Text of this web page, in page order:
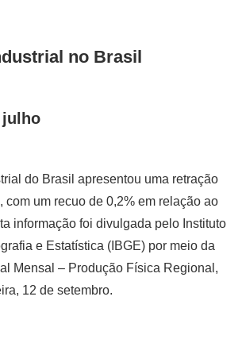
no Brasil
julho
do Brasil apresentou uma retração
com um recuo de 0,2% em relação ao
informação foi divulgada pelo Instituto
e Estatística (IBGE) por meio da
Mensal – Produção Física Regional,
12 de setembro.